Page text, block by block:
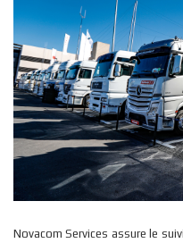
Novacom Services assure le